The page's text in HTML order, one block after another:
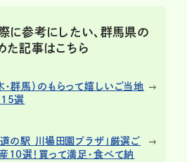
に参考にしたい、群馬県の
た記事はこちら
・群馬）のもらって嬉しいご当地
15選
道の駅 川場田園プラザ」厳選ご
10選！買って満足・食べて納